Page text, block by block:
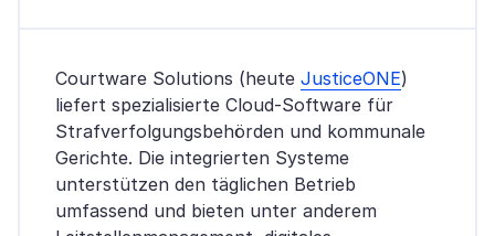
Courtware Solutions (heute JusticeONE)
liefert spezialisierte Cloud-Software für
Strafverfolgungsbehörden und kommunale
Gerichte. Die integrierten Systeme
unterstützen den täglichen Betrieb
umfassend und bieten unter anderem